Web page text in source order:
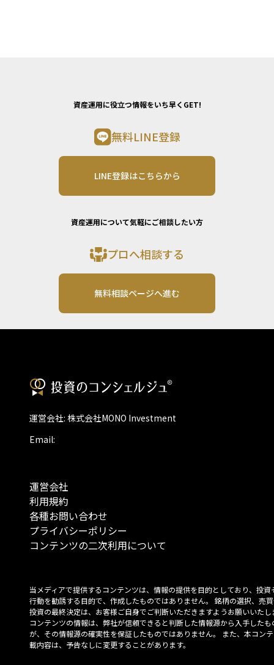
資産運用に役立つ情報をいち早くGET!
無料LINE登録
LINE登録はこちらから
資産運用について気軽にご相談したい方
プロへ相談する
無料相談ページへ進む
運営会社: 株式会社MONO Investment
Email:
運営会社
利用規約
各種お問い合わせ
プライバシーポリシー
コンテンツの二次利用について
当メディアで提供するコンテンツは、情報の提供を目的としており、投資
行動を勧誘する目的で、作成したものではありません。 銘柄の選択、売
投資の最終決定は、お客様ご自身でご判断いただきますようお願いいたし
コンテンツの情報は、弊社が信頼できると判断した情報源から入手したも
が、その情報源の確実性を保証したものではありません。 また、本コン
載内容は、予告なしに変更することがあります。